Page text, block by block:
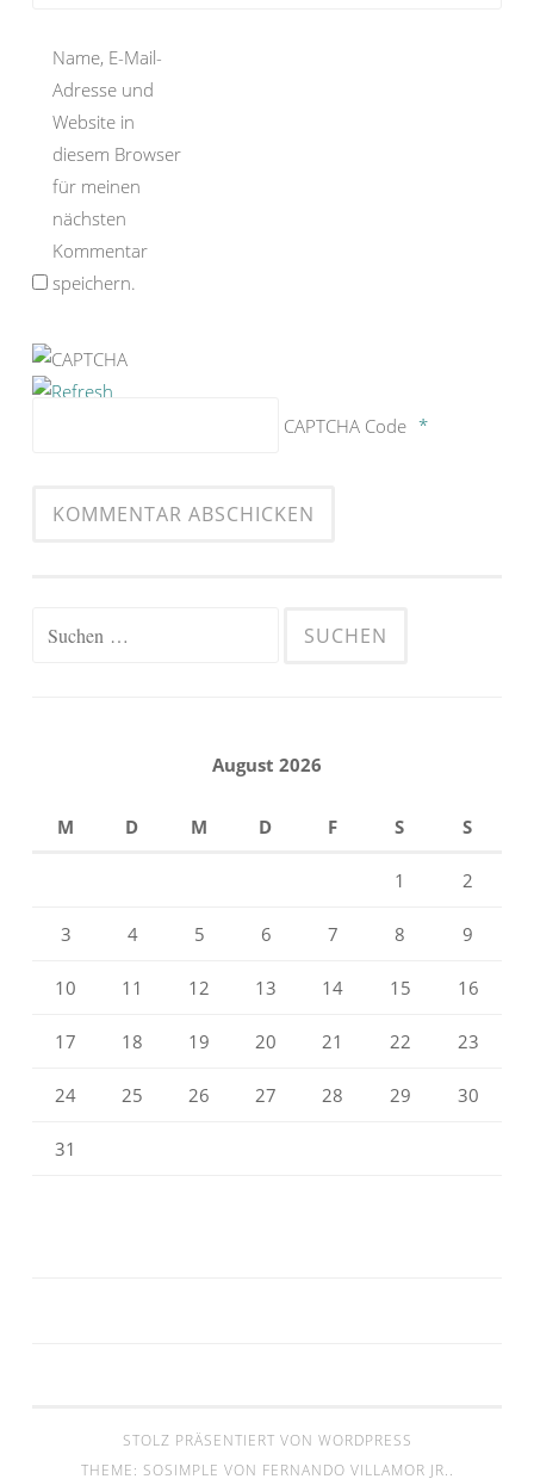
Name, E-Mail-
Adresse und
Website in
diesem Browser
für meinen
nächsten
Kommentar
speichern.
CAPTCHA Code *
Suchen
August 2026
M D M D F S S
1 2
3 4 5 6 7 8 9
10 11 12 13 14 15 16
17 18 19 20 21 22 23
24 25 26 27 28 29 30
31
STOLZ PRÄSENTIERT VON WORDPRESS
THEME: SOSIMPLE VON FERNANDO VILLAMOR JR..